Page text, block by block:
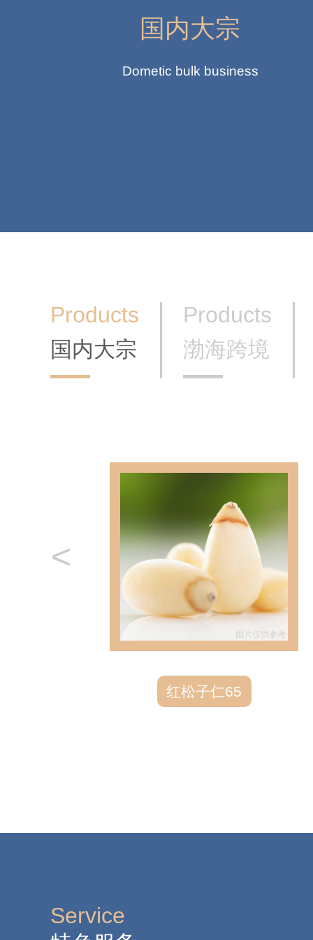
国内大宗
Dometic bulk business
Products
国内大宗
Products
渤海跨境
<
红松子仁65
Service